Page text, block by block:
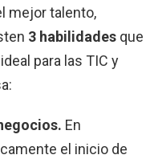
mejor talento,
3 habilidades que
para las TIC y
En
el inicio de